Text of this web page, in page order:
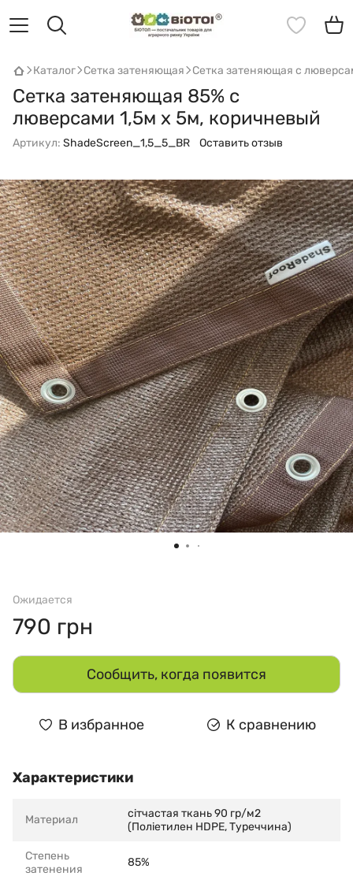
Каталог Сетка затеняющая Сетка затеняющая с
Сетка затеняющая 85% с
люверсами 1,5м х 5м, коричневый
Артикул: ShadeScreen_1,5_5_BR Оставить отзыв
Ожидается
790 грн
Сообщить, когда появится
В избранное К сравнению
Характеристики
Материал
сітчастая ткань 90 гр/м2
(Поліетилен HDPE, Туреччина)
Степень
затенения
85%